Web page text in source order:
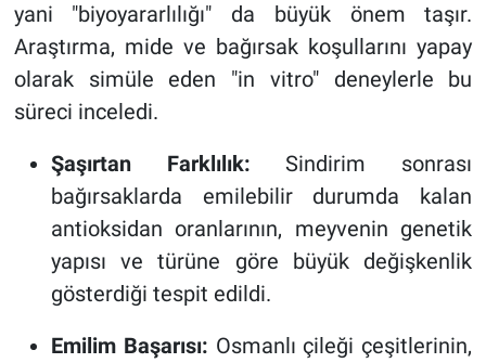
yani "biyoyararlılığı" da büyük önem taşır.
Araştırma, mide ve bağırsak koşullarını yapay
olarak simüle eden "in vitro" deneylerle bu
süreci inceledi.
Şaşırtan Farklılık: Sindirim sonrası
bağırsaklarda emilebilir durumda kalan
antioksidan oranlarının, meyvenin genetik
yapısı ve türüne göre büyük değişkenlik
gösterdiği tespit edildi.
Emilim Başarısı: Osmanlı çileği çeşitlerinin,